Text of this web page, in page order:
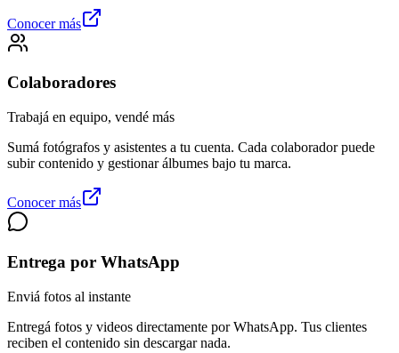
Conocer más
Colaboradores
Trabajá en equipo, vendé más
Sumá fotógrafos y asistentes a tu cuenta. Cada colaborador puede
subir contenido y gestionar álbumes bajo tu marca.
Conocer más
Entrega por WhatsApp
Enviá fotos al instante
Entregá fotos y videos directamente por WhatsApp. Tus clientes
reciben el contenido sin descargar nada.